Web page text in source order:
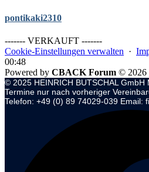
pontikaki2310
------- VERKAUFT -------
Cookie-Einstellungen verwalten ·
00:48
Powered by CBACK Forum © 2026
© 2025 HEINRICH BUTSCHAL GmbH
Termine nur nach vorheriger
Telefon: +49 (0) 89 74029-039 Email: